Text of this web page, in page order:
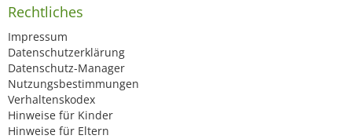
Rechtliches
Impressum
Datenschutzerklärung
Datenschutz-Manager
Nutzungsbestimmungen
Verhaltenskodex
Hinweise für Kinder
Hinweise für Eltern